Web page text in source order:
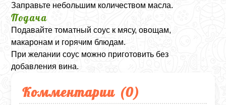
Заправьте небольшим количеством масла.
Подача
Подавайте томатный соус к мясу, овощам,
макаронам и горячим блюдам.
При желании соус можно приготовить без
добавления вина.
Комментарии (0)